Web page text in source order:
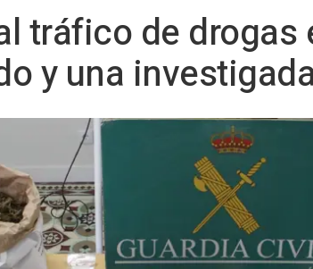
tráfico de drogas
y una